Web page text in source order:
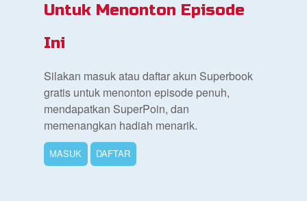
Alkitab untuk Anak
Untuk Menonton Episode
Ini
Silakan masuk atau daftar akun Superbook
gratis untuk menonton episode penuh,
mendapatkan SuperPoin, dan
memenangkan hadiah menarik.
MASUK DAFTAR